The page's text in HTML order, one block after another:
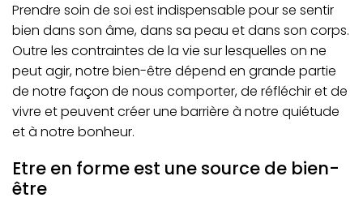
Prendre soin de soi est indispensable pour se sentir
bien dans son âme, dans sa peau et dans son corps.
Outre les contraintes de la vie sur lesquelles on ne
peut agir, notre bien-être dépend en grande partie
de notre façon de nous comporter, de réfléchir et de
vivre et peuvent créer une barrière à notre quiétude
et à notre bonheur.
Etre en forme est une source de bien-
être